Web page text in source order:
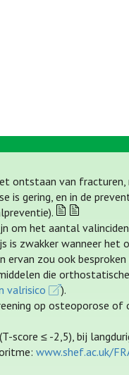
ontstaan van
is gering, en in de
het aantal
is zwakker wanneer het
zou ook
die
valrisico
).
op osteoporose
score ≤ -2,5), bij
www.shef.ac.uk/